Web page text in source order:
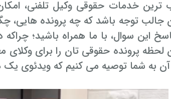
ترین خدمات حقوقی وکیل تلفنی،
جالب توجه باشد که چه پرونده
این سوال، با ما همراه باشید؛
لحظه پرونده حقوقی تان را برای وکلای
آن به شما توصیه می کنیم که ویدئوی یک